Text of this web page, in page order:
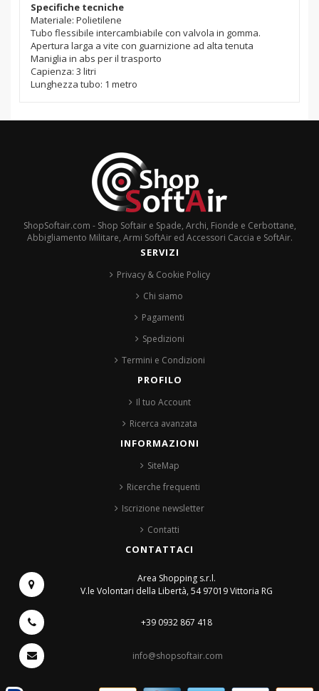
Specifiche tecniche
Materiale: Polietilene
Tubo flessibile intercambiabile con valvola in gomma.
Apertura larga a vite con guarnizione ad alta tenuta
Maniglia in abs per il trasporto
Capienza: 3 litri
Lunghezza tubo: 1 metro
ShopSoftair.com - Shop Softair e Spade, Archi, Fionde e Cerbottane,
Abbigliamento Militare, Armi SoftAir ed Accessori Caccia e SoftAir.
SERVIZI
Privacy & Cookie Policy
Chi siamo
Pagamenti
Spedizioni
Termini e Condizioni
PROFILO
Il tuo Account
Ricerca avanzata
INFORMAZIONI
SiteMap
Ricerche frequenti
Iscrizione newsletter
Contatti
CONTATTACI
Area Shopping s.r.l.
V.le Volontari della Libertà, 5497019 Vittoria RG
+39 0932 867 418
info@shopsoftair.com